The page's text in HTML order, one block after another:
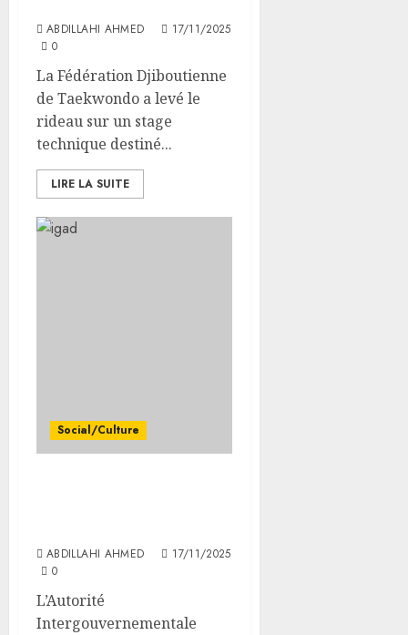
ABDILLAHI AHMED
17/11/2025
0
La Fédération Djiboutienne
de Taekwondo a levé le
rideau sur un stage
technique destiné...
LIRE LA SUITE
Social/Culture
ABDILLAHI AHMED
17/11/2025
0
L’Autorité
Intergouvernementale